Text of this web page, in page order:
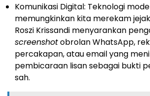
Komunikasi Digital: Teknologi
memungkinkan kita merekam
Roszi Krissandi menyarankan
screenshotobrolan WhatsApp,
percakapan, atau email yang
pembicaraan lisan sebagai bukti
sah.